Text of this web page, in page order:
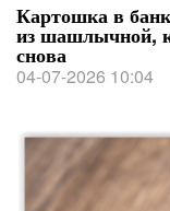
Картошка в
из шашлычной,
снова
04-07-2026 10:04